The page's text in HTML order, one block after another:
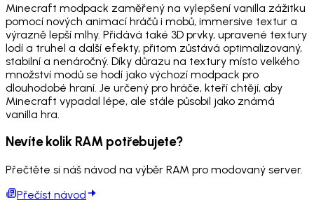
Minecraft modpack zaměřený na vylepšení vanilla zážitku
pomocí nových animací hráčů i mobů, immersive textur a
výrazně lepší mlhy. Přidává také 3D prvky, upravené textury
lodí a truhel a další efekty, přitom zůstává optimalizovaný,
stabilní a nenáročný. Díky důrazu na textury místo velkého
množství modů se hodí jako výchozí modpack pro
dlouhodobé hraní. Je určený pro hráče, kteří chtějí, aby
Minecraft vypadal lépe, ale stále působil jako známá
vanilla hra.
Nevíte kolik RAM potřebujete?
Přečtěte si náš návod na výběr RAM pro modovaný server.
Přečíst návod